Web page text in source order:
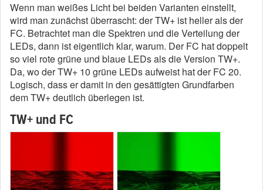
Wenn man weißes Licht bei beiden Varianten einstellt,
wird man zunächst überrascht: der TW+ ist heller als der
FC. Betrachtet man die Spektren und die Verteilung der
LEDs, dann ist eigentlich klar, warum. Der FC hat doppelt
so viel rote grüne und blaue LEDs als die Version TW+.
Da, wo der TW+ 10 grüne LEDs aufweist hat der FC 20.
Logisch, dass er damit in den gesättigten Grundfarben
dem TW+ deutlich überlegen ist.
TW+ und FC